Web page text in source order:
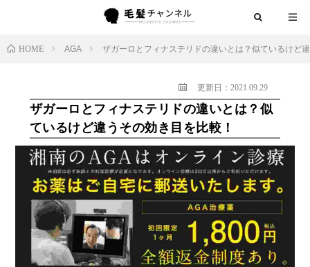
HOME AGA ザガーロとフィナステリドの違いとは？似ているけど
更新日：2021.09.29
ザガーロとフィナステリドの違いとは？似
ているけど違うその効き目を比較！